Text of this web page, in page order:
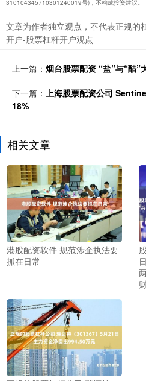
310104345710301240019号)，不构成投资建议。
文章为作者独立观点，不代表正规的
开户-股票杠杆开户观点
上一篇： 烟台股票配资 “盐”与“醋”
下一篇： 上海股票配资公司
18%
相关文章
港股配资软件 规范涉企执法要
抓在日常